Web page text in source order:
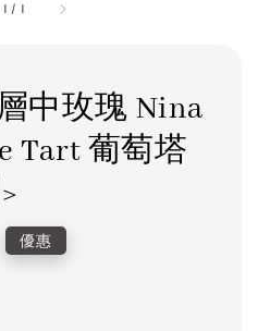
1 / 1
中玫瑰 Nina
Tart 葡萄塔
優惠